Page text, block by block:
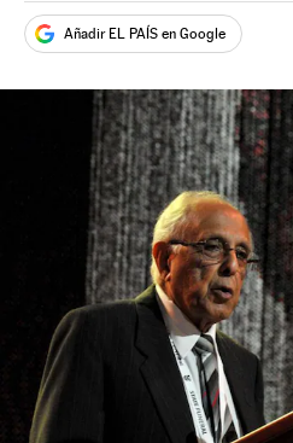
Añadir EL PAÍS en Google